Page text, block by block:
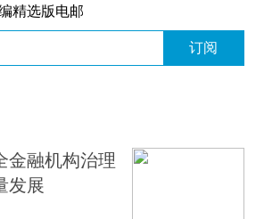
精选版电邮
订阅
金融机构治理
发展